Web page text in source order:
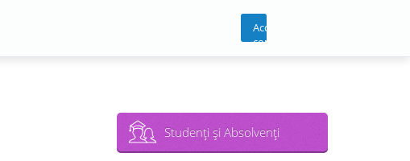
Acces
cont
Studenţi şi Absolvenţi